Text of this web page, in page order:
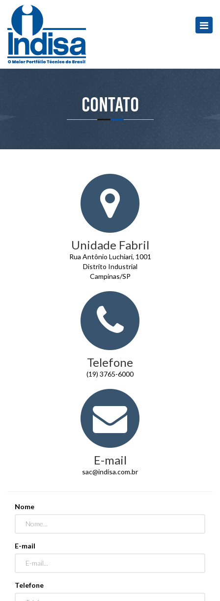
Contato
Unidade Fabril
Rua Antônio Luchiari, 1001
Distrito Industrial
Campinas/SP
Telefone
(19) 3765-6000
E-mail
sac@indisa.com.br
Nome
E-mail
Telefone